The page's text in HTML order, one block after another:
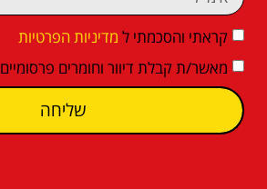
קראתי והסכמתי ל מדיניות הפרטיות
מאשר/ת קבלת דיוור וחומרים פרסומיים
שליחה